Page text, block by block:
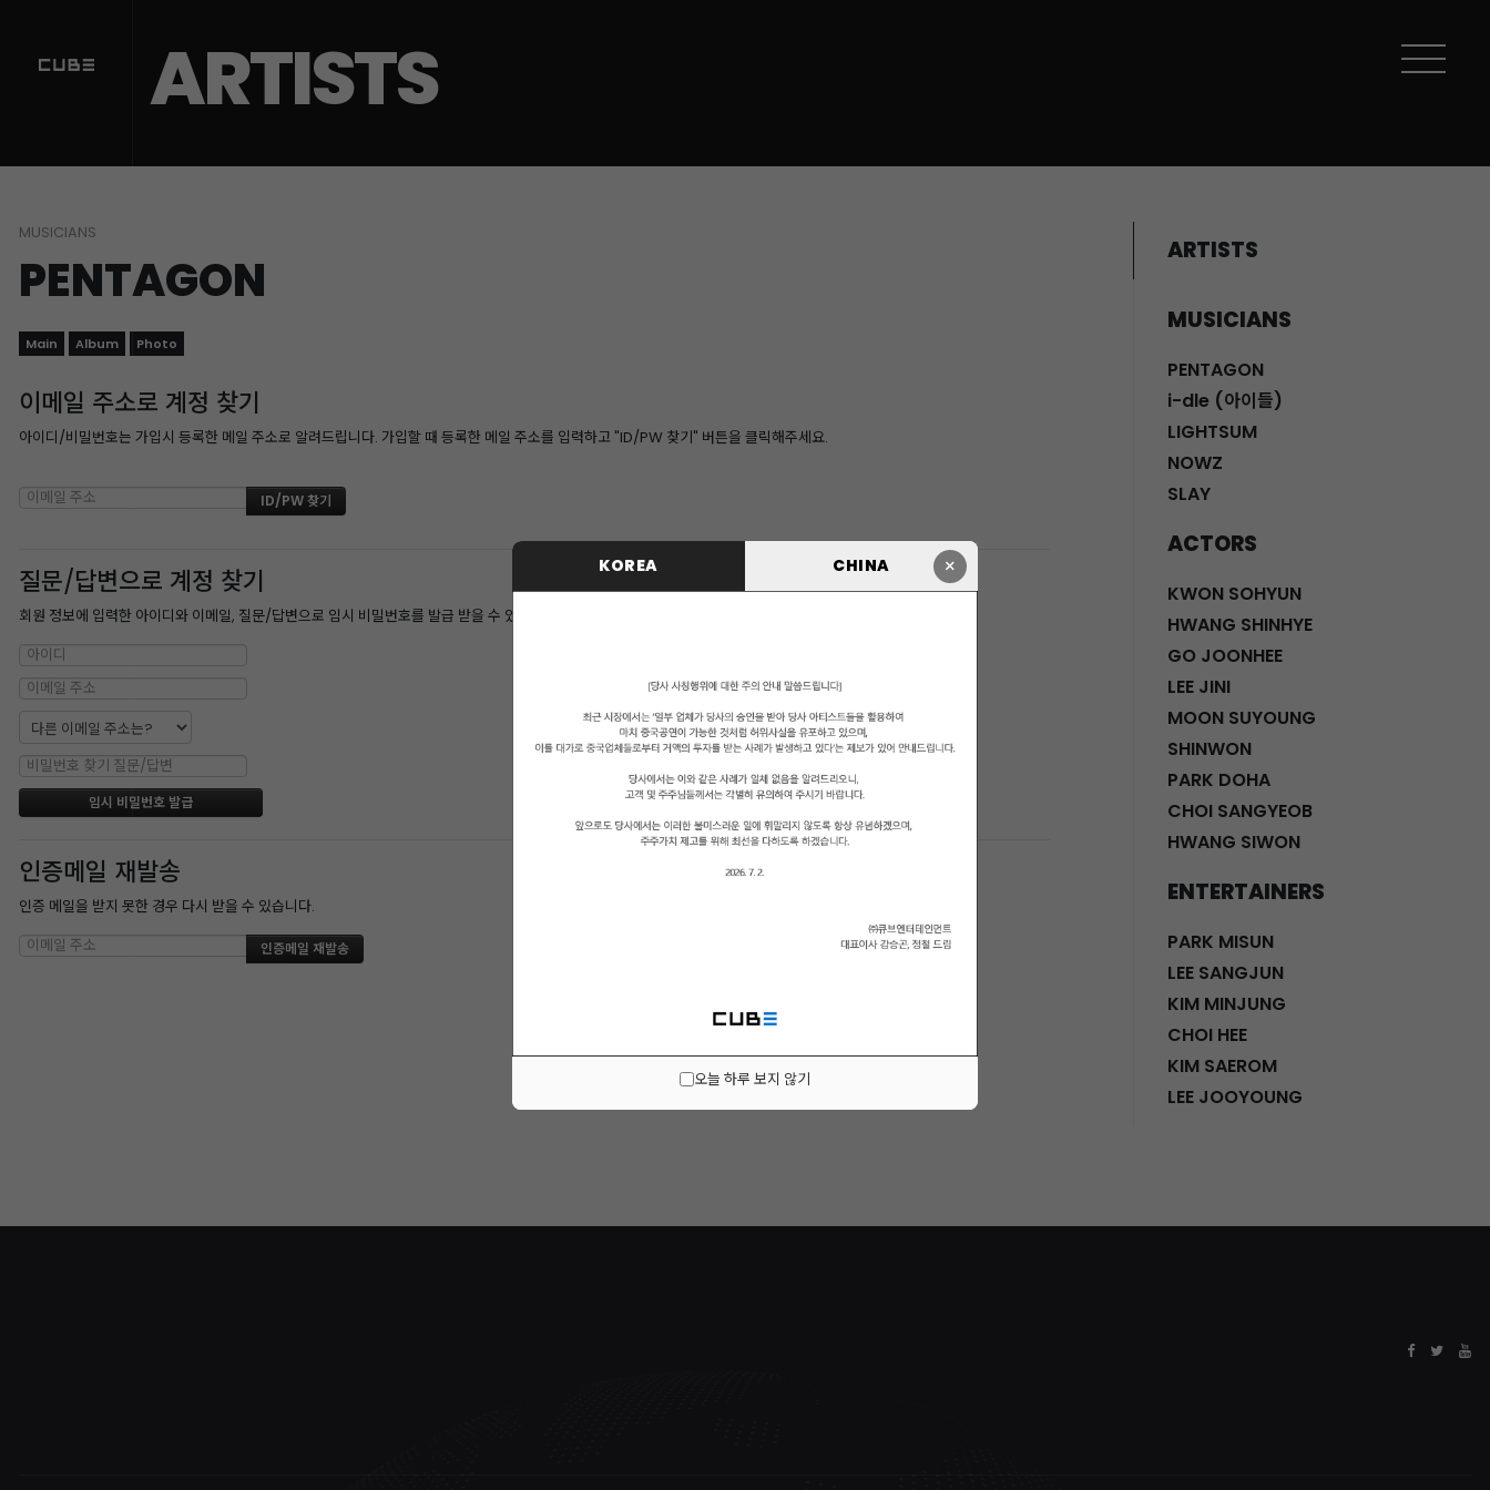
×
KOREA CHINA
오늘 하루 보지 않기
ARTISTS
MUSICIANS
PENTAGON
Main Album Photo
이메일 주소로 계정 찾기
아이디/비밀번호는 가입시 등록한 메일 주소로 알려드립니다. 가입할 때 등록한 메일 주소를 입력하고 "ID/PW 찾기" 버튼을 클릭해주세요.
질문/답변으로 계정 찾기
회원 정보에 입력한 아이디와 이메일, 질문/답변으로 임시 비밀번호를 발급 받을 수 있습니다.
인증메일 재발송
인증 메일을 받지 못한 경우 다시 받을 수 있습니다.
ARTISTS
MUSICIANS
PENTAGON
i-dle (아이들)
LIGHTSUM
NOWZ
SLAY
ACTORS
KWON SOHYUN
HWANG SHINHYE
GO JOONHEE
LEE JINI
MOON SUYOUNG
SHINWON
PARK DOHA
CHOI SANGYEOB
HWANG SIWON
ENTERTAINERS
PARK MISUN
LEE SANGJUN
KIM MINJUNG
CHOI HEE
KIM SAEROM
LEE JOOYOUNG